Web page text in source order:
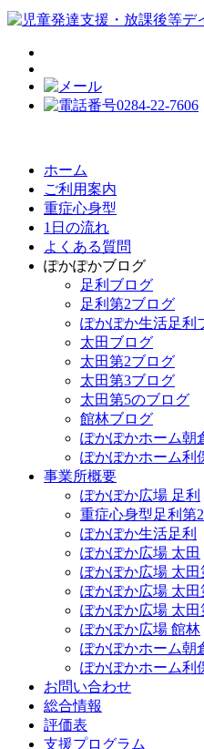
ホーム
ご利用案内
重症心身型
1日の流れ
よくある質問
ぽかぽかブログ
足利ブログ
足利第2ブログ
ぽかぽか生活足利
太田ブログ
太田第2ブログ
太田第3ブログ
太田第5のブログ
館林ブログ
ぽかぽかホーム朝
ぽかぽかホーム利
事業所概要
ぽかぽか広場 足利
重症心身型足利第2
ぽかぽか生活足利
ぽかぽか広場 太田
ぽかぽか広場 太田
ぽかぽか広場 太田
ぽかぽか広場 太田
ぽかぽか広場 館林
ぽかぽかホーム朝
ぽかぽかホーム利
お問い合わせ
総合情報
評価表
支援プログラム